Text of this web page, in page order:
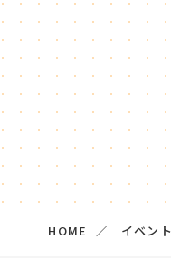
HOME イベント